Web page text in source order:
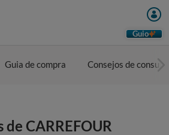
Guio
Guia de compra Consejos de
CARREFOUR